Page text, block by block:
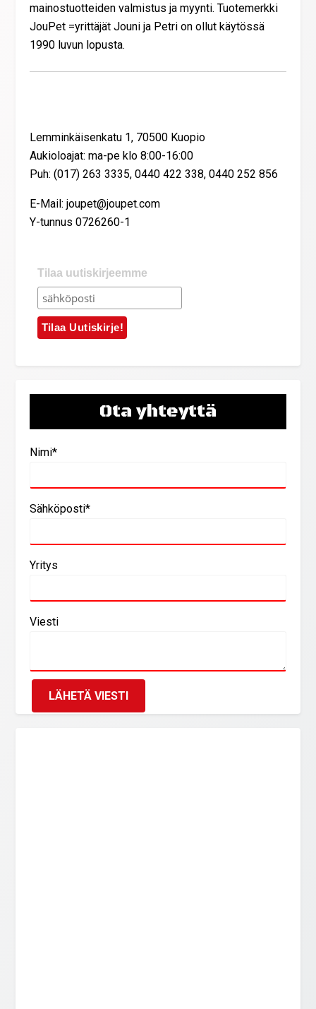
mainostuotteiden valmistus ja myynti. Tuotemerkki
JouPet =yrittäjät Jouni ja Petri on ollut käytössä
1990 luvun lopusta.
Lemminkäisenkatu 1, 70500 Kuopio
Aukioloajat: ma-pe klo 8:00-16:00
Puh: (017) 263 3335, 0440 422 338, 0440 252 856
E-Mail: joupet@joupet.com
Y-tunnus 0726260-1
Tilaa uutiskirjeemme
Ota yhteyttä
Nimi*
Sähköposti*
Yritys
Viesti